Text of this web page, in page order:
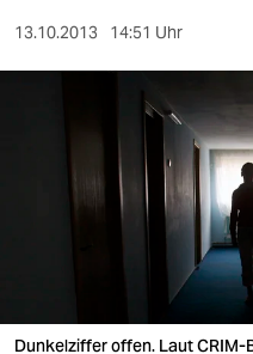
sport
wahrheit
veranstaltungen
13.10.2013 14:51 Uhr
Dunkelziffer offen. Laut CRIM-